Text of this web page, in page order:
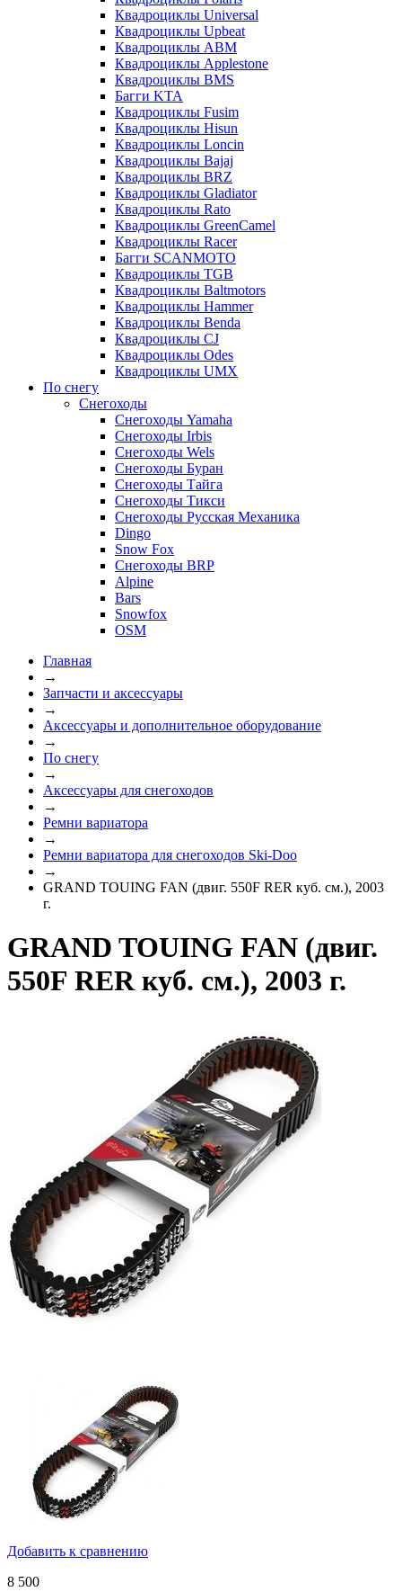
Квадроциклы Universal
Квадроциклы Upbeat
Квадроциклы ABM
Квадроциклы Applestone
Квадроциклы BMS
Багги KTA
Квадроциклы Fusim
Квадроциклы Hisun
Квадроциклы Loncin
Квадроциклы Bajaj
Квадроциклы BRZ
Квадроциклы Gladiator
Квадроциклы Rato
Квадроциклы GreenCamel
Квадроциклы Racer
Багги SCANMOTO
Квадроциклы TGB
Квадроциклы Baltmotors
Квадроциклы Hammer
Квадроциклы Benda
Квадроциклы CJ
Квадроциклы Odes
Квадроциклы UMX
По снегу
Снегоходы
Снегоходы Yamaha
Снегоходы Irbis
Снегоходы Wels
Снегоходы Буран
Снегоходы Тайга
Снегоходы Тикси
Снегоходы Русская Механика
Dingo
Snow Fox
Снегоходы BRP
Alpine
Bars
Snowfox
OSM
Главная
→
Запчасти и аксессуары
→
Аксессуары и дополнительное оборудование
→
По снегу
→
Аксессуары для снегоходов
→
Ремни вариатора
→
Ремни вариатора для снегоходов Ski-Doo
→
GRAND TOUING FAN (двиг. 550F RER куб. см.), 2003
г.
GRAND TOUING FAN (двиг.
550F RER куб. см.), 2003 г.
Добавить к сравнению
8 500